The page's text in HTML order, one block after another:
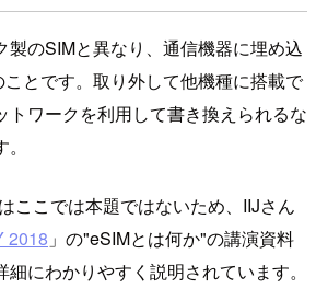
製のSIMと異なり、通信機器に埋め込
とです。取り外して他機種に搭載で
トワークを利用して書き換えられるな
ここでは本題ではないため、IIJさん
2018 」の"eSIMとは何か"の講演資料
にわかりやすく説明されています。